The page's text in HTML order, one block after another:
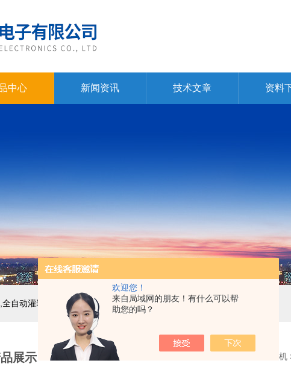
欢迎您！
来自局域网的朋友！有什么可以帮
助您的吗？
中心 新闻资讯 技术文章 资料
自动灌装机设备,液体灌装生产线
展示 首页 产品展示 液体称重灌装机